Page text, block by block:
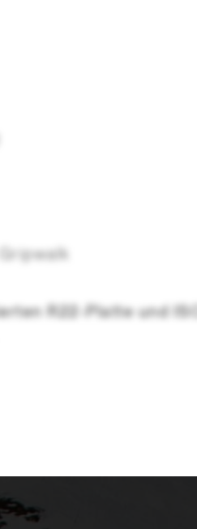
R22-Platte und